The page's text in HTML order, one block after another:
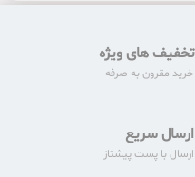
تخفیف های ویژه
خرید مقرون به صرفه
ارسال سریع
ارسال با پست پیشتاز